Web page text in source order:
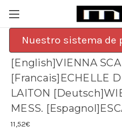
Nuestro sistema de
[English]VIENNA
[Francais]ECHELLE
LAITON
MESS.
11,52€